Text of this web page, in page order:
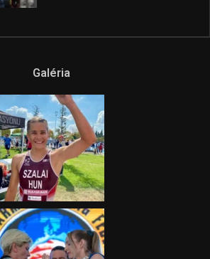
Galéria